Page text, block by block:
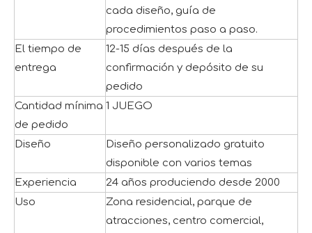
cada diseño, guía de
procedimientos paso a paso.
El tiempo de
entrega
12-15 días después de la
confirmación y depósito de su
pedido
Cantidad mínima
de pedido
1 JUEGO
Diseño
Diseño personalizado gratuito
disponible con varios temas
Experiencia
24 años produciendo desde 2000
Uso
Zona residencial, parque de
atracciones, centro comercial,